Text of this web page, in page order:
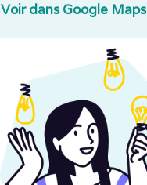
Voir dans Google Maps